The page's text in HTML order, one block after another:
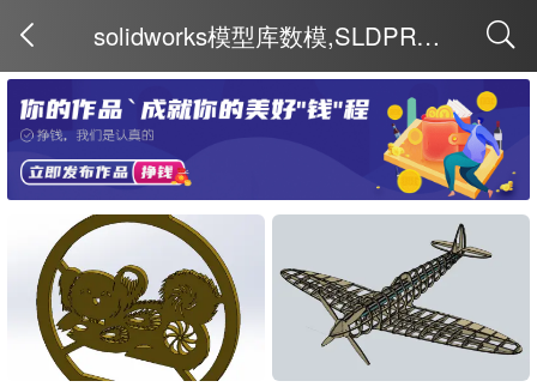
solidworks模型库数模,SLDPRT模型 取消